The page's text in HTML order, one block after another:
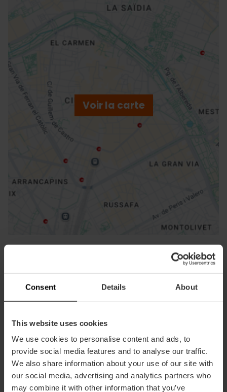
Consent Details About
This website uses cookies
We use cookies to personalise content and ads, to
provide social media features and to analyse our traffic.
We also share information about your use of our site with
our social media, advertising and analytics partners who
may combine it with other information that you’ve
Voir la carte
Directions
Contact
Web oficial Bombas Gens Centre d'Arts
Digitals